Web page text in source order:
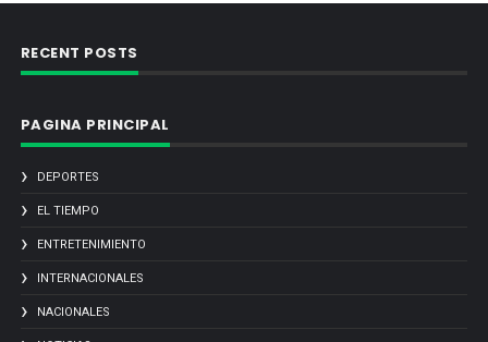
RECENT POSTS
PAGINA PRINCIPAL
DEPORTES
EL TIEMPO
ENTRETENIMIENTO
INTERNACIONALES
NACIONALES